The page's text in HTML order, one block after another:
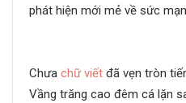
Chưa chữ viết đã vẹn tròn
Vầng trăng cao đêm cá lặn